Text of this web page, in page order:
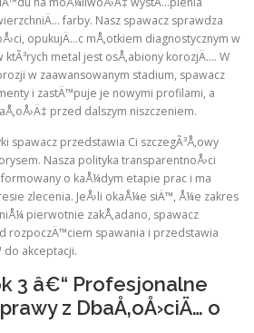
farby. Nasz spawacz sprawdza
opukujÄ…c mÅ‚otkiem diagnostycznym w
ktÃ³rych metal jest osÅ‚abiony korozjÄ…. W
w zaawansowanym stadium, spawacz
i zastÄ™puje je nowymi profilami, a
przed dalszym niszczeniem.
spawacz przedstawia Ci szczegÃ³Å‚owy
Nasza polityka transparentnoÅ›ci
o kaÅ¼dym etapie prac i ma
zlecenia. JeÅ›li okaÅ¼e siÄ™, Å¼e zakres
pierwotnie zakÅ‚adano, spawacz
rozpoczÄ™ciem spawania i przedstawia
do akceptacji.
3 â€“ Profesjonalne
z DbaÅ‚oÅ›ciÄ… o